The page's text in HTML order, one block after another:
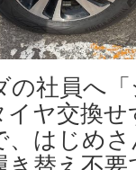
の社員へ
ヤ交換
、はじめ